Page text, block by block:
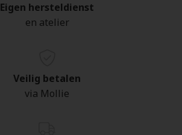
Eigen hersteldienst
en atelier
Veilig betalen
via Mollie